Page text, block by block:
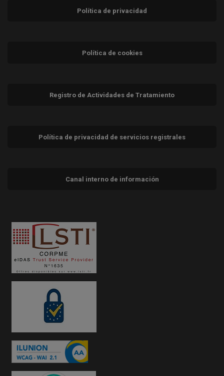
Política de privacidad
Política de cookies
Registro de Actividades de Tratamiento
Política de privacidad de servicios registrales
Canal interno de información